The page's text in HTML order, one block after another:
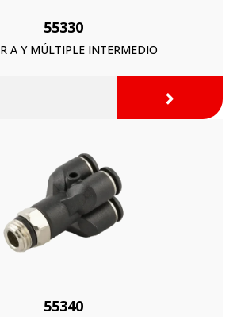
55330
A Y MÚLTIPLE INTERMEDIO
>
55340